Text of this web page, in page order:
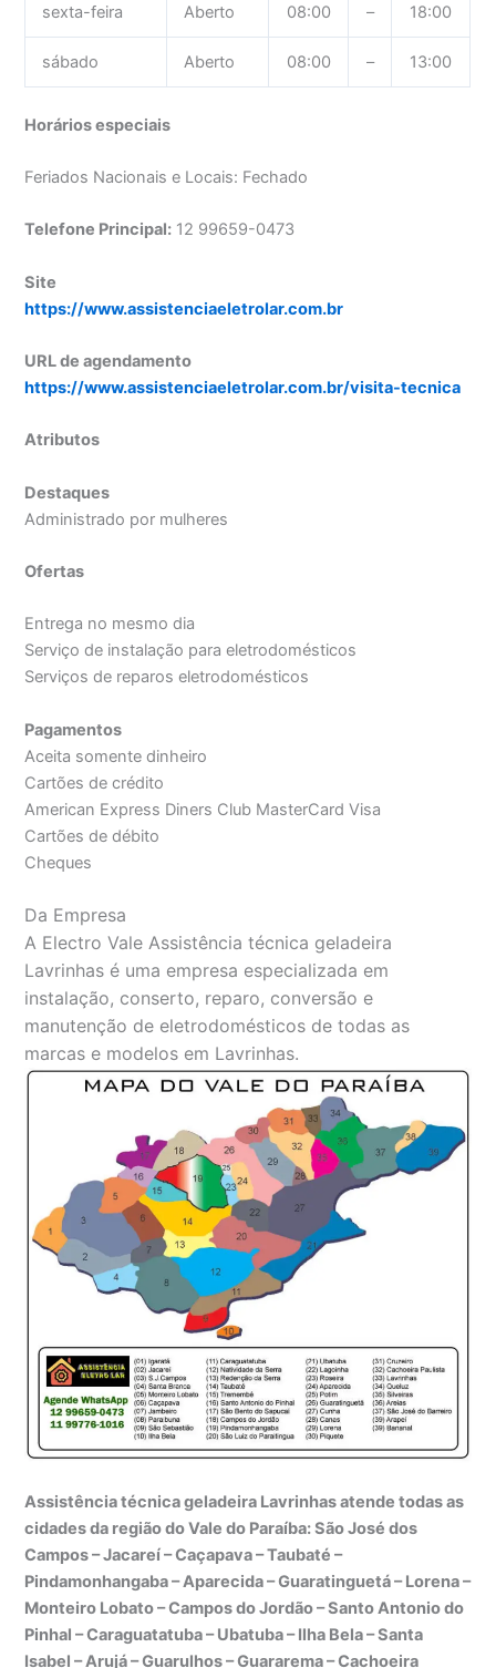
sexta-feira Aberto 08:00 – 18:00
sábado Aberto 08:00 – 13:00
Horários especiais
Feriados Nacionais e Locais: Fechado
Telefone Principal: 12 99659-0473
Site
https://www.assistenciaeletrolar.com.br
URL de agendamento
https://www.assistenciaeletrolar.com.br/visita-tecnica
Atributos
Destaques
Administrado por mulheres
Ofertas
Entrega no mesmo dia
Serviço de instalação para eletrodomésticos
Serviços de reparos eletrodomésticos
Pagamentos
Aceita somente dinheiro
Cartões de crédito
American Express Diners Club MasterCard Visa
Cartões de débito
Cheques
Da Empresa
A Electro Vale Assistência técnica geladeira
Lavrinhas é uma empresa especializada em
instalação, conserto, reparo, conversão e
manutenção de eletrodomésticos de todas as
marcas e modelos em Lavrinhas.
Assistência técnica geladeira Lavrinhas atende todas as
cidades da região do Vale do Paraíba: São José dos
Campos – Jacareí – Caçapava – Taubaté –
Pindamonhangaba – Aparecida – Guaratinguetá – Lorena –
Monteiro Lobato – Campos do Jordão – Santo Antonio do
Pinhal – Caraguatatuba – Ubatuba – Ilha Bela – Santa
Isabel – Arujá – Guarulhos – Guararema – Cachoeira